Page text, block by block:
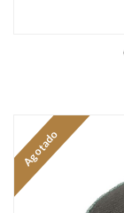
Agotado